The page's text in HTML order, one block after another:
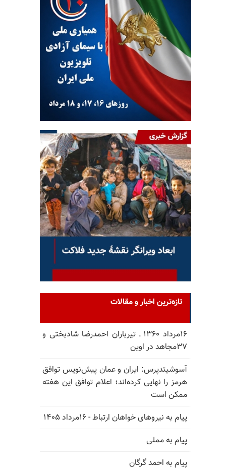
تازه‌ترین اخبار و مقالات
۱۶مرداد ۱۳۶۰ ـ تیرباران احمدرضا شادبختی و
۳۷مجاهد در اوین
آسوشیتدپرس: ایران و عمان پیش‌نویس توافق
هرمز را نهایی کرده‌اند؛ اعلام توافق این هفته
ممکن است
پیام به نیروهای خواهان ارتباط - ۱۶مرداد ۱۴۰۵
پیام به مملی
پیام به احمد گرگان